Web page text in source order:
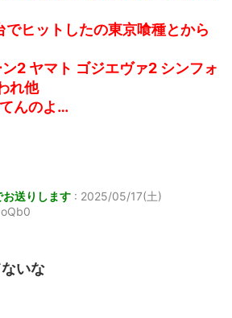
でヒットしたの東京喰種とから
2 ヤマト ゴジエヴァ2 シンフォ
れ他
んのよ…
送りします : 2025/05/17(土)
いな